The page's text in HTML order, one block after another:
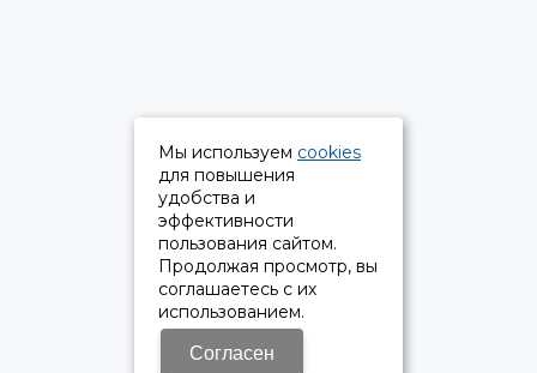
Мы используем cookies
для повышения
удобства и
эффективности
пользования сайтом.
Продолжая просмотр, вы
соглашаетесь с их
использованием.
Согласен